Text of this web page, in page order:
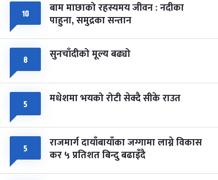
८ फागुपूर्णिमा
चैत्र ८, २०८३-Mar 22, 2027
७ महिना बाँकी
१० बाम माछाको रहस्यमय जीवन : नदीका
पाहुना, समुद्रका सन्तान
८ सुनचाँदीको मूल्य बढ्यो
५ मधेशमा भयको रोटी सेक्दै सीके राउत
५ राजमार्ग दायाँबायाँका जग्गामा लाग्ने विकास
कर ५ प्रतिशत बिन्दु बढाइँदै